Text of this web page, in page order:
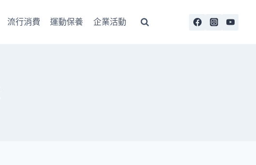
流行消費 運動保養 企業活動